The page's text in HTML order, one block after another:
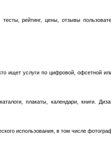
рейтинг, цены, отзывы
ищет услуги по цифровой, офсетной
плакаты, календари, книги.
использования, в том числе